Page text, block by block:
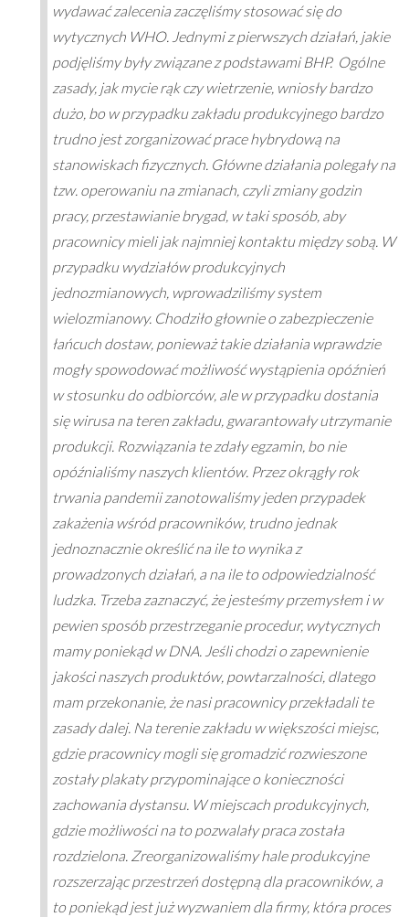
wydawać zalecenia zaczęliśmy stosować się do
wytycznych WHO. Jednymi z pierwszych działań, jakie
podjęliśmy były związane z podstawami BHP. Ogólne
zasady, jak mycie rąk czy wietrzenie, wniosły bardzo
dużo, bo w przypadku zakładu produkcyjnego bardzo
trudno jest zorganizować prace hybrydową na
stanowiskach fizycznych. Główne działania polegały na
tzw. operowaniu na zmianach, czyli zmiany godzin
pracy, przestawianie brygad, w taki sposób, aby
pracownicy mieli jak najmniej kontaktu między sobą. W
przypadku wydziałów produkcyjnych
jednozmianowych, wprowadziliśmy system
wielozmianowy. Chodziło głownie o zabezpieczenie
łańcuch dostaw, ponieważ takie działania wprawdzie
mogły spowodować możliwość wystąpienia opóźnień
w stosunku do odbiorców, ale w przypadku dostania
się wirusa na teren zakładu, gwarantowały utrzymanie
produkcji. Rozwiązania te zdały egzamin, bo nie
opóźnialiśmy naszych klientów. Przez okrągły rok
trwania pandemii zanotowaliśmy jeden przypadek
zakażenia wśród pracowników, trudno jednak
jednoznacznie określić na ile to wynika z
prowadzonych działań, a na ile to odpowiedzialność
ludzka. Trzeba zaznaczyć, że jesteśmy przemysłem i w
pewien sposób przestrzeganie procedur, wytycznych
mamy poniekąd w DNA. Jeśli chodzi o zapewnienie
jakości naszych produktów, powtarzalności, dlatego
mam przekonanie, że nasi pracownicy przekładali te
zasady dalej. Na terenie zakładu w większości miejsc,
gdzie pracownicy mogli się gromadzić rozwieszone
zostały plakaty przypominające o konieczności
zachowania dystansu. W miejscach produkcyjnych,
gdzie możliwości na to pozwalały praca została
rozdzielona. Zreorganizowaliśmy hale produkcyjne
rozszerzając przestrzeń dostępną dla pracowników, a
to poniekąd jest już wyzwaniem dla firmy, która proces